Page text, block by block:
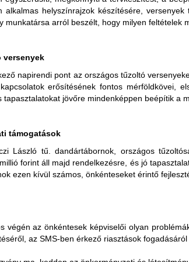
alkalmas helyszínrajzok készítésére,
munkatársa arról beszélt, hogy milyen feltételek
versenyek
napirendi pont az országos tűzoltó
erősítésének fontos mérföldkövei,
tapasztalatokat jövőre mindenképpen beépítik a
támogatások
László tű. dandártábornok, országos
forint áll majd rendelkezésre, és jó
ezen kívül számos, önkénteseket érintő
végén az önkéntesek képviselői olyan
az SMS-ben érkező riasztások